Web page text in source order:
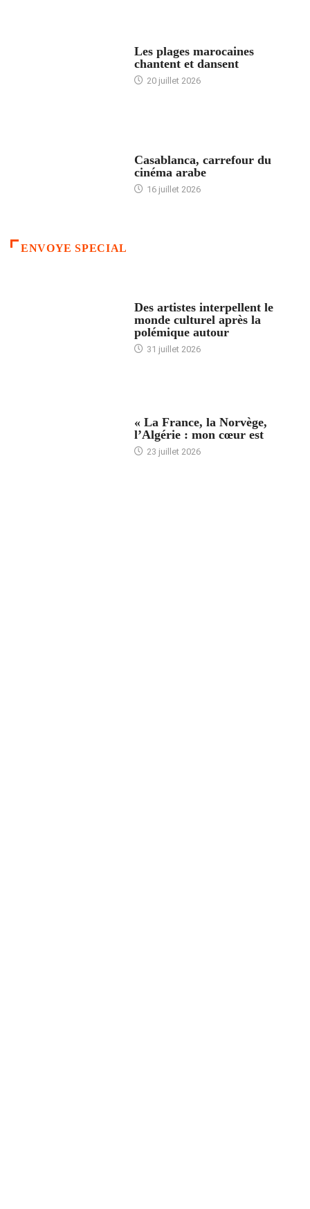
Les plages marocaines
chantent et dansent
20 juillet 2026
Casablanca, carrefour du
cinéma arabe
16 juillet 2026
ENVOYE SPECIAL
Des artistes interpellent le
monde culturel après la
polémique autour
31 juillet 2026
« La France, la Norvège,
l’Algérie : mon cœur est
23 juillet 2026